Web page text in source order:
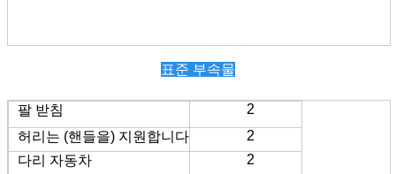
표준 부속물
팔 받침
2
허리는 (핸들을) 지원합니다
2
다리 자동차
2